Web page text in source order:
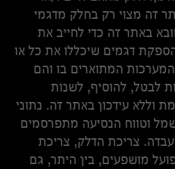
זה מצוי רק בחלק מדגמי
באתר זה כדי לחייב את
דגמים שיכללו את כל או
המתוארים בו והם
לבטל, להוסיף, לשנות
וללא עידכון באתר זה. נתוני
וטווח הנסיעה מתפרסמים
צריכת הדלק, צריכת
מושפעים, בין היתר, גם